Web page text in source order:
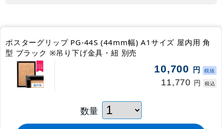
ポスターグリップ PG-44S (44mm幅) A1サイズ 屋内用 角
型 ブラック ※吊り下げ金具・紐 別売
10,700 円 税抜
11,770 円 税込
数量